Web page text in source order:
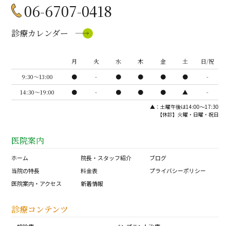
06-6707-0418
診療カレンダー
月 火 水 木 金 土
日/祝
9:30〜13:00
● - ● ● ● ●
-
14:30〜19:00
● - ● ● ● ▲ -
▲：土曜午後は14:00～17:30
【休診】火曜・日曜・祝日
医院案内
ホーム
当院の特長
医院案内・アクセス
院長・スタッフ紹介
料金表
新着情報
ブログ
プライバシーポリシー
診療コンテンツ